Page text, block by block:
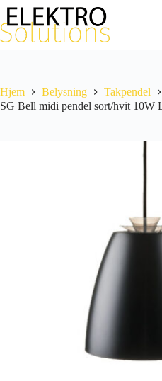
Hopp
innholdet
Hjem Belysning
Takpendel
SG Bell midi pendel sort/hvit 10W